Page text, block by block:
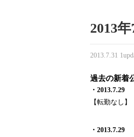
2013年
2013.7.31
過去の新着
・ 2013.7.29
【転勤なし
・ 2013.7.29